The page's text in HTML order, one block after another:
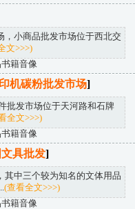
，小商品批发市场位于西北交
文>>>)
籍音像
机碳粉批发市场]
批发市场位于天河路和石牌
全文>>>)
籍音像
具批发]
中三个较为知名的文体用品
(查看全文>>>)
籍音像